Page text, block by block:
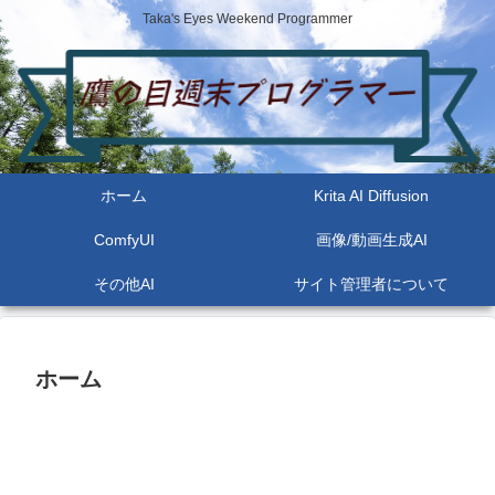
Taka's Eyes Weekend Programmer
ホーム Krita AI Diffusion
ComfyUI 画像/動画生成AI
その他AI サイト管理者について
ホーム